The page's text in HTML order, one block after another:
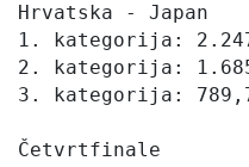
Hrvatska - Japan
1. kategorija:
2. kategorija:
3. kategorija:
Četvrtfinale